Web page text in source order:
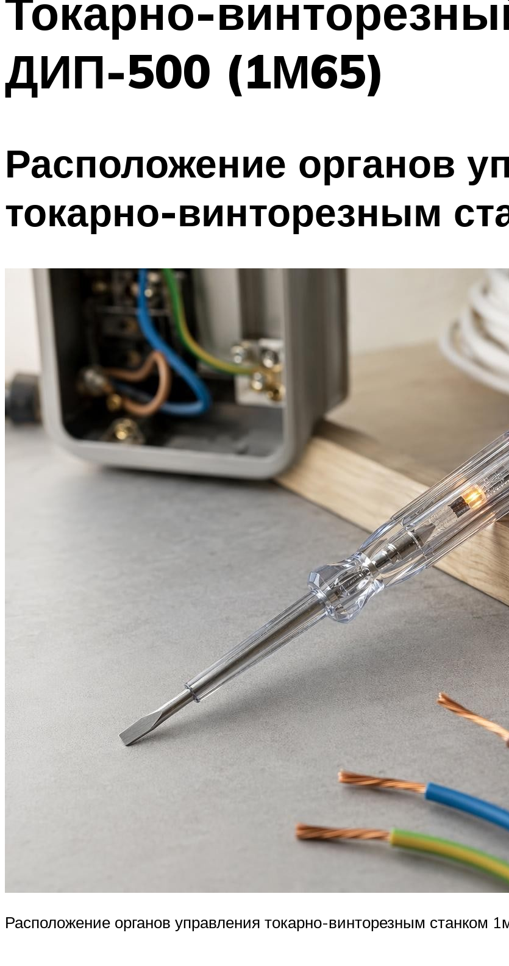
Токарно-
ДИП-500 (1М65)
Расположение органов
токарно-винторезным
Расположение органов управления токарно-винторезным станком